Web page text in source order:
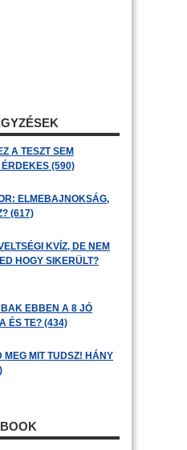
A TESZT SEM
(590)
ELMEBAJNOKSÁG,
(617)
KVÍZ, DE NEM
HOGY SIKERÜLT?
EBBEN A 8 JÓ
ÉS TE? (434)
MEG MIT TUDSZ! HÁNY